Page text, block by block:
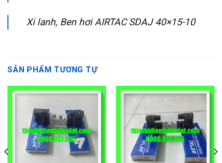
Xi lanh, Ben hơi AIRTAC SDAJ 40×15-10
SẢN PHẨM TƯƠNG TỰ